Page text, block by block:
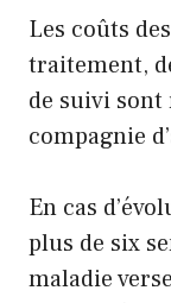
Les coûts
traitement,
de suivi
compagnie
En cas
plus de six
maladie